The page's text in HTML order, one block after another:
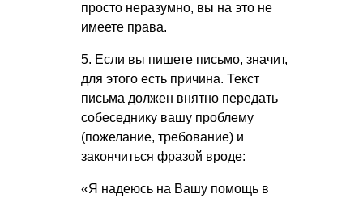
просто неразумно, вы на это не
имеете права.
5. Если вы пишете письмо, значит,
для этого есть причина. Текст
письма должен внятно передать
собеседнику вашу проблему
(пожелание, требование) и
закончиться фразой вроде:
«Я надеюсь на Вашу помощь в